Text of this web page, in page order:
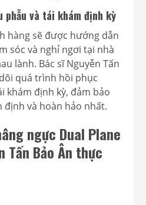
phẫu và tái khám định kỳ
hàng sẽ được hướng dẫn
sóc và nghỉ ngơi tại nhà
lành. Bác sĩ Nguyễn Tấn
quá trình hồi phục
khám định kỳ, đảm bảo
định và hoàn hảo nhất.
ngực Dual Plane
Tấn Bảo Ân thực